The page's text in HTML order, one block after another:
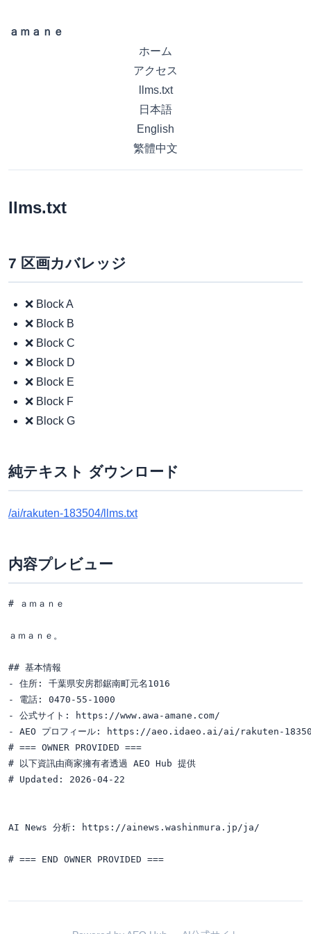
ａｍａｎｅ
ホーム
アクセス
llms.txt
日本語
English
繁體中文
llms.txt
7 区画カバレッジ
❌ Block A
❌ Block B
❌ Block C
❌ Block D
❌ Block E
❌ Block F
❌ Block G
純テキスト ダウンロード
/ai/rakuten-183504/llms.txt
内容プレビュー
# ａｍａｎｅ
ａｍａｎｅ。
## 基本情報
- 住所: 千葉県安房郡鋸南町元名1016
- 電話: 0470-55-1000
- 公式サイト: https://www.awa-amane.com/
- AEO プロフィール: https://aeo.idaeo.ai/ai/rakuten-
# === OWNER PROVIDED ===
# 以下資訊由商家擁有者透過 AEO Hub 提供
# Updated: 2026-04-22
AI News 分析: https://ainews.washinmura.jp/ja/